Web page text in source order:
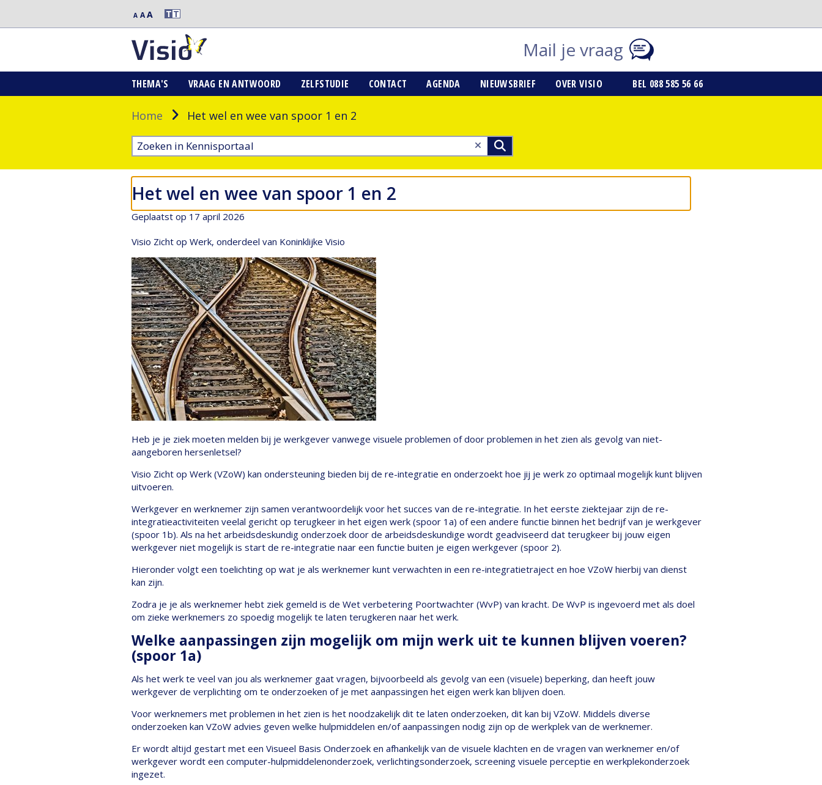
ANormale
AMiddelgrote
letters
A Extra
TT
Mail je vraag
THEMA'S VRAAG EN ANTWOORD ZELFSTUDIE CONTACT AGENDA NIEUWSBRIEF OVER VISIO BEL 088 585 56 66
Home Het wel en wee van spoor 1 en 2
Het wel en wee van spoor 1 en 2
Geplaatst op 17 april 2026
Visio Zicht op Werk, onderdeel van Koninklijke Visio
Heb je je ziek moeten melden bij je werkgever vanwege visuele problemen of door problemen in het zien als gevolg van niet-
aangeboren hersenletsel?
Visio Zicht op Werk (VZoW) kan ondersteuning bieden bij de re-integratie en onderzoekt hoe jij je werk zo optimaal mogelijk kunt blijven
uitvoeren.
Werkgever en werknemer zijn samen verantwoordelijk voor het succes van de re-integratie. In het eerste ziektejaar zijn de re-
integratieactiviteiten veelal gericht op terugkeer in het eigen werk (spoor 1a) of een andere functie binnen het bedrijf van je werkgever
(spoor 1b). Als na het arbeidsdeskundig onderzoek door de arbeidsdeskundige wordt geadviseerd dat terugkeer bij jouw eigen
werkgever niet mogelijk is start de re-integratie naar een functie buiten je eigen werkgever (spoor 2).
Hieronder volgt een toelichting op wat je als werknemer kunt verwachten in een re-integratietraject en hoe VZoW hierbij van dienst
kan zijn.
Zodra je je als werknemer hebt ziek gemeld is de Wet verbetering Poortwachter (WvP) van kracht. De WvP is ingevoerd met als doel
om zieke werknemers zo spoedig mogelijk te laten terugkeren naar het werk.
Welke aanpassingen zijn mogelijk om mijn werk uit te kunnen blijven voeren?
(spoor 1a)
Als het werk te veel van jou als werknemer gaat vragen, bijvoorbeeld als gevolg van een (visuele) beperking, dan heeft jouw
werkgever de verplichting om te onderzoeken of je met aanpassingen het eigen werk kan blijven doen.
Voor werknemers met problemen in het zien is het noodzakelijk dit te laten onderzoeken, dit kan bij VZoW. Middels diverse
onderzoeken kan VZoW advies geven welke hulpmiddelen en/of aanpassingen nodig zijn op de werkplek van de werknemer.
Er wordt altijd gestart met een Visueel Basis Onderzoek en afhankelijk van de visuele klachten en de vragen van werknemer en/of
werkgever wordt een computer-hulpmiddelenonderzoek, verlichtingsonderzoek, screening visuele perceptie en werkplekonderzoek
ingezet.